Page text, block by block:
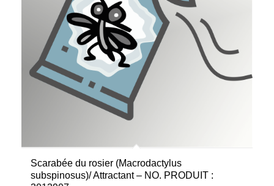
Scarabée du rosier (Macrodactylus
subspinosus)/ Attractant – NO. PRODUIT :